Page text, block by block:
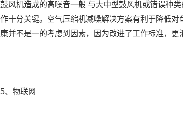
鼓风机造成的高噪音一般 与大中型鼓风机或错误种
作十分关键。空气压缩机减噪解决方案有利于降低
康并不是一的考虑到因素，因为改进了工作标准，更
5、物联网